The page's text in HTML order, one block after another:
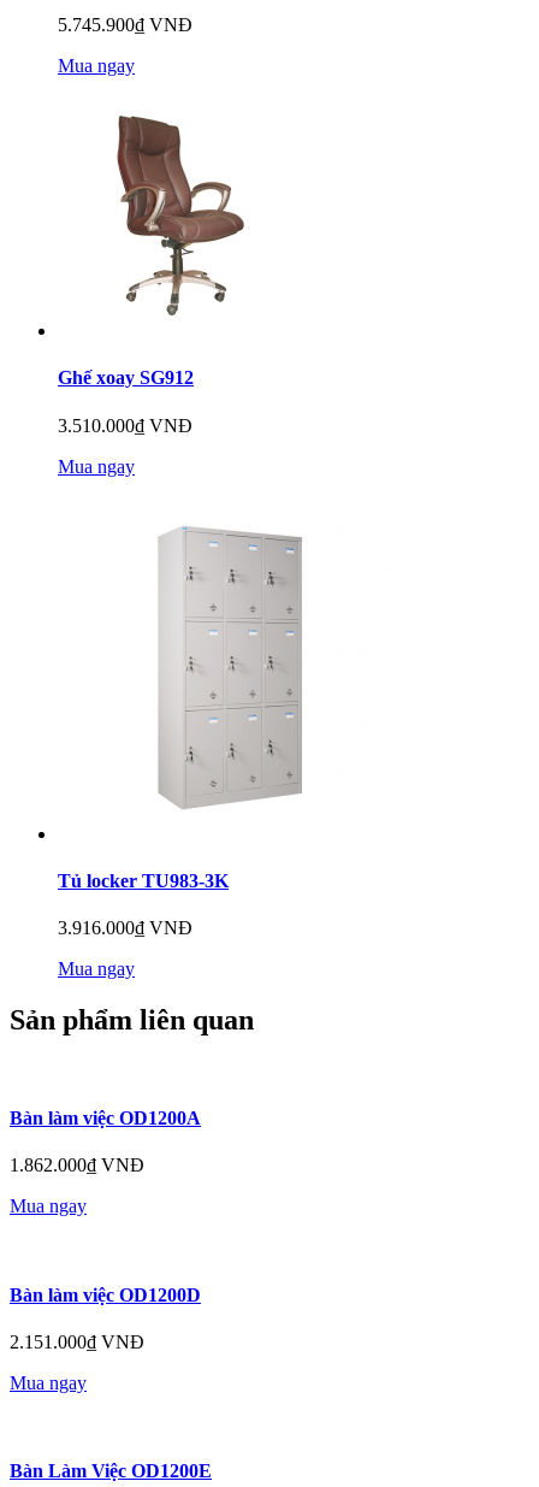
5.745.900₫ VNĐ
Mua ngay
Ghế xoay SG912
3.510.000₫ VNĐ
Mua ngay
Tủ locker TU983-3K
3.916.000₫ VNĐ
Mua ngay
Sản phẩm liên quan
Bàn làm việc OD1200A
1.862.000₫ VNĐ
Mua ngay
Bàn làm việc OD1200D
2.151.000₫ VNĐ
Mua ngay
Bàn Làm Việc OD1200E